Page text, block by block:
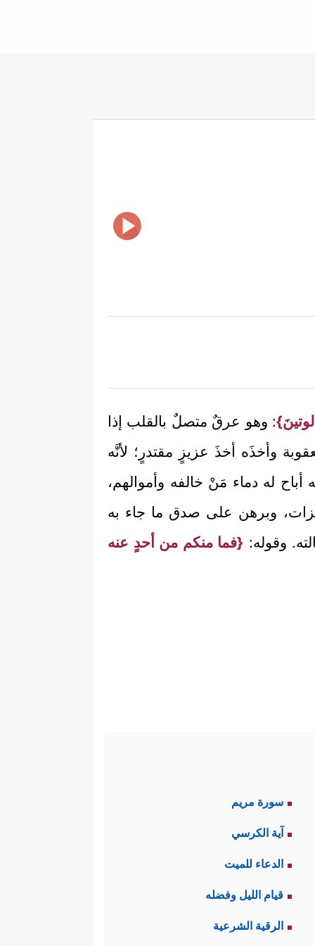
: وهو عرقٌ متصلٌ بالقلب إذا
وأخذَه أخذَ عزيزٍ مقتدرٍ؛ لأنَّه
له دماء مَنْ خالفه وأموالهم،
وبرهن على صدق ما جاء به
وقوله: {فما منكم من أحدٍ عنه
سورة مريم
آية الكرسي
الدعاء للميت
قيام الليل وفضله
الرقية الشرعية